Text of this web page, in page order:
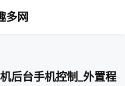
多网
后台手机控制_外置程